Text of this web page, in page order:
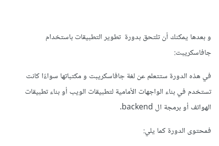
و بعدها يمكنك أن تلتحق بدورة تطوير التطبيقات باستخدام
جافاسكريبت:
في هذه الدورة ستتعلم عن لغة جافاسكريبت و مكتباتها سواءًا كانت
تستخدم في بناء الواجهات الأمامية لتطبيقات الويب أو بناء تطبيقات
الهواتف أو برمجة ال backend.
فمحتوى الدورة كما يلي: